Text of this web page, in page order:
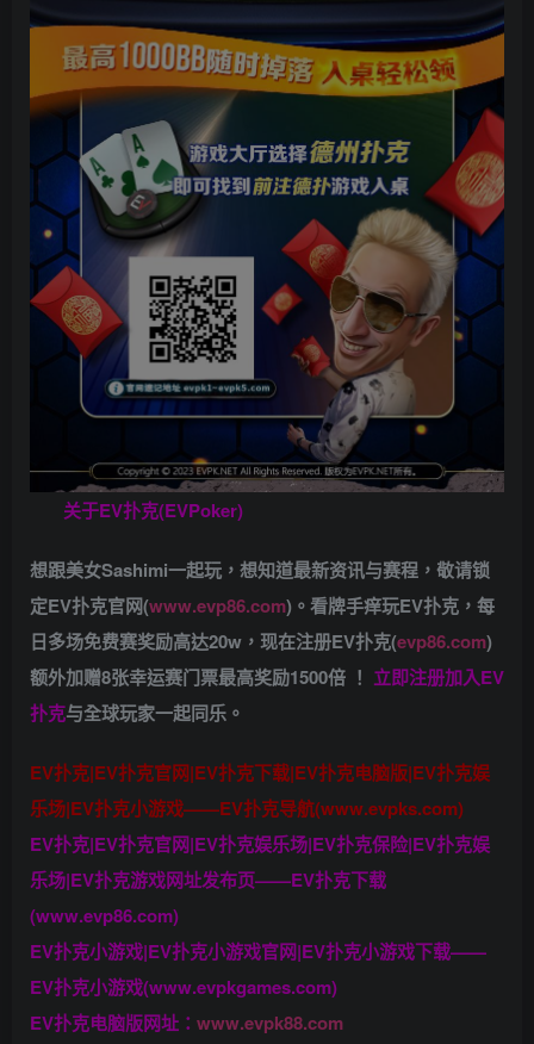
关于EV扑克(EVPoker)
想跟美女Sashimi一起玩， 想知道最新资讯与赛程， 敬请锁
定EV扑克官网(www.evp86.com)。看牌手痒玩EV扑克， 每
日多场免费赛奖励高达20w，现在注册EV扑克(evp86.com)
额外加赠8张幸运赛门票最高奖励1500倍 ！ 立即注册加入EV
扑克与全球玩家一起同乐。
EV扑克|EV扑克官网|EV扑克下载|EV扑克电脑版|EV扑克娱
乐场|EV扑克小游戏——EV扑克导航(www.evpks.com)
EV扑克|EV扑克官网|EV扑克娱乐场|EV扑克保险|EV扑克娱
乐场|EV扑克游戏网址发布页——EV扑克下载
(www.evp86.com)
EV扑克小游戏|EV扑克小游戏官网|EV扑克小游戏下载——
EV扑克小游戏(www.evpkgames.com)
EV扑克电脑版网址： www.evpk88.com